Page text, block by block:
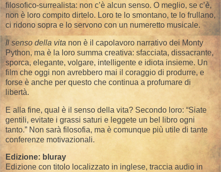
filosofico-surrealista: non c’è alcun senso. O meglio, se c’è,
non è loro compito dirtelo. Loro te lo smontano, te lo frullano,
ci ridono sopra e lo servono con un numeretto musicale.
Il senso della vita non è il capolavoro narrativo dei Monty
Python, ma è la loro summa creativa: sfacciata, dissacrante,
sporca, elegante, volgare, intelligente e idiota insieme. Un
film che oggi non avrebbero mai il coraggio di produrre, e
forse è anche per questo che continua a profumare di
libertà.
E alla fine, qual è il senso della vita? Secondo loro: “Siate
gentili, evitate i grassi saturi e leggete un bel libro ogni
tanto.” Non sarà filosofia, ma è comunque più utile di tante
conferenze motivazionali.
Edizione: bluray
Edizione con titolo localizzato in inglese, traccia audio in